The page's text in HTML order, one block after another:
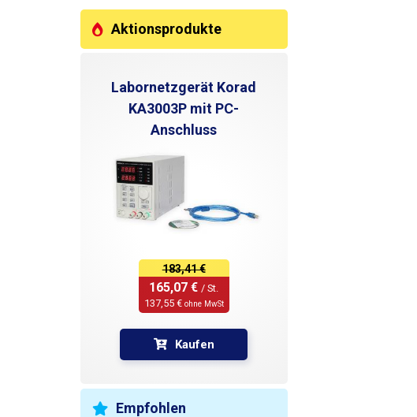
Aktionsprodukte
Labornetzgerät Korad
KA3003P mit PC-
Anschluss
183,41 €
165,07 € / St.
137,55 € ohne MwSt
Kaufen
Empfohlen